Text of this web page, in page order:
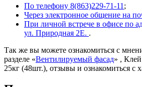
По телефону 8(863)229-71-11 ;
Через электронное общение на
При личной встрече в офисе по
ул. Природная 2Е. .
Так же вы можете ознакомиться с
разделе «Вентилируемый фасад» ,
25кг (48шт.), отзывы и ознакомиться с